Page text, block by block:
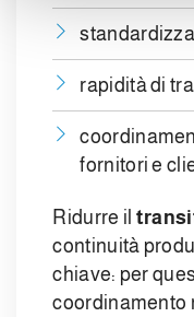
rapidità di
fornitori e
Ridurre il
continuità
chiave: per
coordinamento